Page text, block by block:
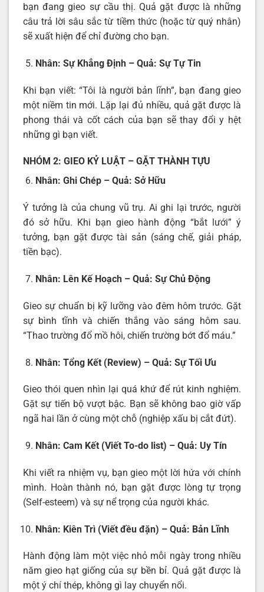
bạn đang gieo sự cầu thị. Quả gặt được là những
câu trả lời sâu sắc từ tiềm thức (hoặc từ quý nhân)
sẽ xuất hiện để chỉ đường cho bạn.
Nhân: Sự Khẳng Định – Quả: Sự Tự Tin
Khi bạn viết: “Tôi là người bản lĩnh”, bạn đang gieo
một niềm tin mới. Lặp lại đủ nhiều, quả gặt được là
phong thái và cốt cách của bạn sẽ thay đổi y hệt
những gì bạn viết.
NHÓM 2: GIEO KỶ LUẬT – GẶT THÀNH TỰU
Nhân: Ghi Chép – Quả: Sở Hữu
Ý tưởng là của chung vũ trụ. Ai ghi lại trước, người
đó sở hữu. Khi bạn gieo hành động “bắt lưới” ý
tưởng, bạn gặt được tài sản (sáng chế, giải pháp,
tiền bạc).
Nhân: Lên Kế Hoạch – Quả: Sự Chủ Động
Gieo sự chuẩn bị kỹ lưỡng vào đêm hôm trước. Gặt
sự bình tĩnh và chiến thắng vào sáng hôm sau.
“Thao trường đổ mồ hôi, chiến trường bớt đổ máu.”
Nhân: Tổng Kết (Review) – Quả: Sự Tối Ưu
Gieo thói quen nhìn lại quá khứ để rút kinh nghiệm.
Gặt sự tiến bộ vượt bậc. Bạn sẽ không bao giờ vấp
ngã hai lần ở cùng một chỗ (nghiệp xấu bị cắt đứt).
Nhân: Cam Kết (Viết To-do list) – Quả: Uy Tín
Khi viết ra nhiệm vụ, bạn gieo một lời hứa với chính
mình. Hoàn thành nó, bạn gặt được lòng tự trọng
(Self-esteem) và sự nể trọng của người khác.
Nhân: Kiên Trì (Viết đều đặn) – Quả: Bản Lĩnh
Hành động làm một việc nhỏ mỗi ngày trong nhiều
năm gieo hạt giống của sự bền bỉ. Quả gặt được là
một ý chí thép, không gì lay chuyển nổi.